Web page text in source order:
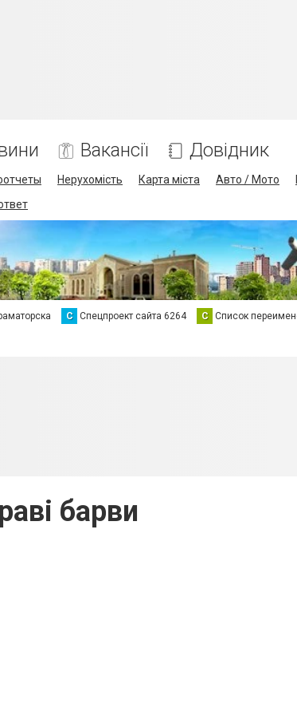
Вакансії Довідник
Нерухомість Карта міста Авто / Мото
С Спецпроект сайта 6264 С Список
барви